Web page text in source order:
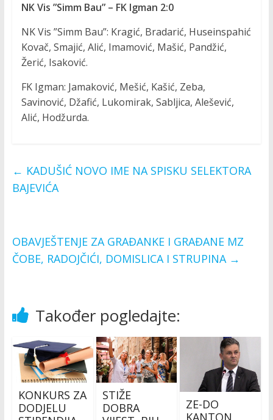
NK Vis ”Simm Bau” – FK Igman 2:0
NK Vis ”Simm Bau”: Kragić, Bradarić, Huseinspahić
Kovač, Smajić, Alić, Imamović, Mašić, Pandžić,
Žerić, Isaković.
FK Igman: Jamaković, Mešić, Kašić, Zeba,
Savinović, Džafić, Lukomirak, Sabljica, Alešević,
Alić, Hodžurda.
← KADUŠIĆ NOVO IME NA SPISKU SELEKTORA
BAJEVIĆA
OBAVJEŠTENJE ZA GRAĐANKE I GRAĐANE MZ
ČOBE, RADOJČIĆI, DOMISLICA I STRUPINA →
Također pogledajte:
KONKURS ZA
DODJELU
STIŽE
DOBRA
ZE-DO
KANTON